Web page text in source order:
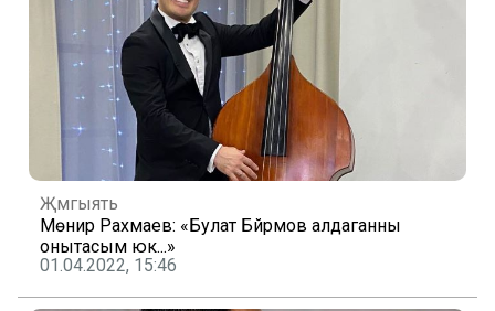
Җәмгыять
Мөнир Рахмаев: «Булат Бәйрәмов алдаганны
онытасым юк...»
01.04.2022, 15:46